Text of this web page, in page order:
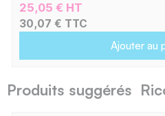
25,05 € HT
30,07 € TTC
Ajouter au
Produits suggérés